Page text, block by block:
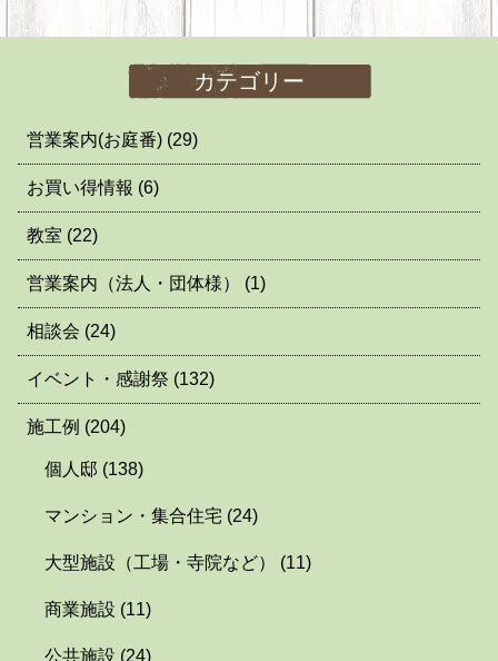
カテゴリー
営業案内(お庭番) (29)
お買い得情報 (6)
教室 (22)
営業案内（法人・団体様） (1)
相談会 (24)
イベント・感謝祭 (132)
施工例 (204)
個人邸 (138)
マンション・集合住宅 (24)
大型施設（工場・寺院など） (11)
商業施設 (11)
公共施設 (24)